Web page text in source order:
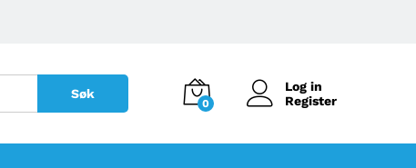
Søk
0
Log in
Register